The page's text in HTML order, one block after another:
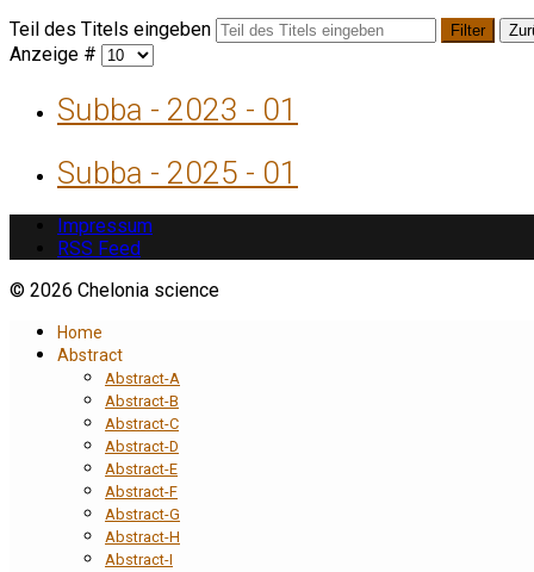
Teil des Titels eingeben Filter
Anzeige #
Subba - 2023 - 01
Subba - 2025 - 01
Impressum
RSS Feed
© 2026 Chelonia science
Home
Abstract
Abstract-A
Abstract-B
Abstract-C
Abstract-D
Abstract-E
Abstract-F
Abstract-G
Abstract-H
Abstract-I